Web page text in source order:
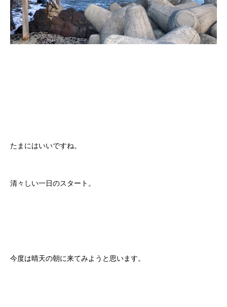
たまにはいいですね。
清々しい一日のスタート。
今度は晴天の朝に来てみようと思います。